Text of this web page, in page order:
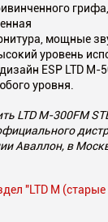
грифа,
мощные
уровень
ESP LTD M-
уровня.
LTD M-300FM
Аваллон, в
"LTD M (старые